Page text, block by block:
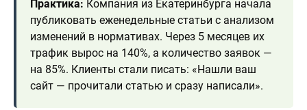
Практика: Компания из Екатеринбурга начала
публиковать еженедельные статьи с анализом
изменений в нормативах. Через 5 месяцев их
трафик вырос на 140%, а количество заявок —
на 85%. Клиенты стали писать: «Нашли ваш
сайт — прочитали статью и сразу написали».